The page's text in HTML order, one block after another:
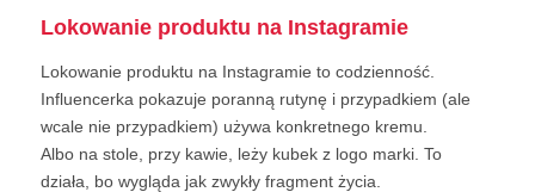
Lokowanie produktu na Instagramie
Lokowanie produktu na Instagramie to codzienność.
Influencerka pokazuje poranną rutynę i przypadkiem (ale
wcale nie przypadkiem) używa konkretnego kremu.
Albo na stole, przy kawie, leży kubek z logo marki. To
działa, bo wygląda jak zwykły fragment życia.